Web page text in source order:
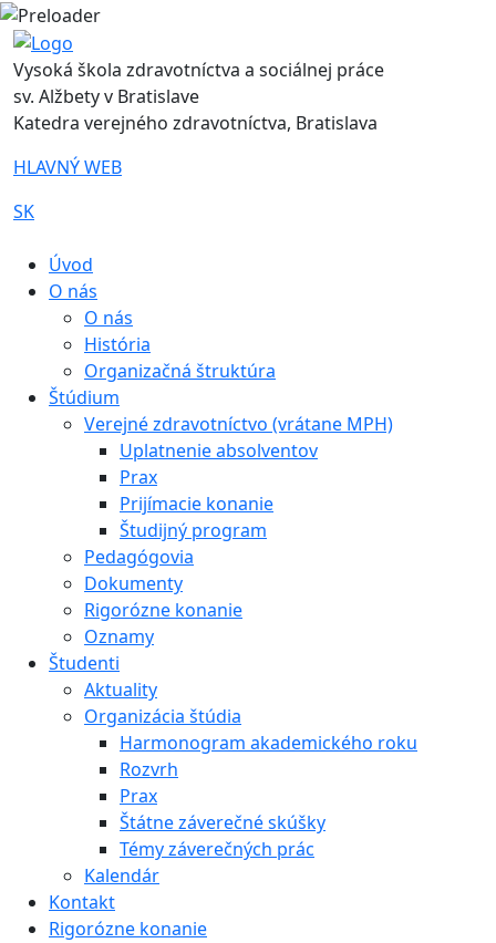
Vysoká škola zdravotníctva a sociálnej práce
sv. Alžbety v Bratislave
Katedra verejného zdravotníctva, Bratislava
HLAVNÝ WEB
SK
Úvod
O nás
O nás
História
Organizačná štruktúra
Štúdium
Verejné zdravotníctvo (vrátane MPH)
Uplatnenie absolventov
Prax
Prijímacie konanie
Študijný program
Pedagógovia
Dokumenty
Rigorózne konanie
Oznamy
Študenti
Aktuality
Organizácia štúdia
Harmonogram akademického roku
Rozvrh
Prax
Štátne záverečné skúšky
Témy záverečných prác
Kalendár
Kontakt
Rigorózne konanie